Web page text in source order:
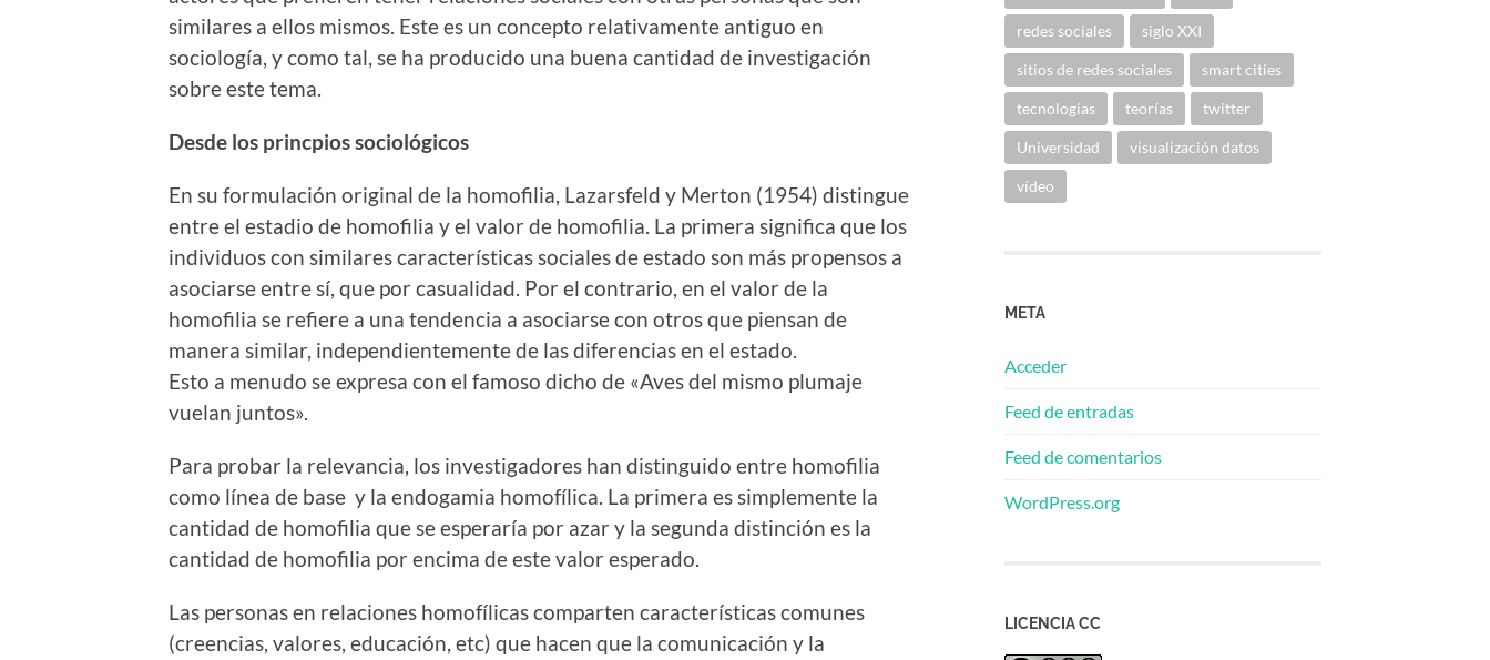
similares a ellos mismos. Este es un concepto relativamente antiguo en
sociología, y como tal, se ha producido una buena cantidad de investigación
sobre este tema.
Desde los princpios sociológicos
En su formulación original de la homofilia, Lazarsfeld y Merton (1954) distingue
entre el estadio de homofilia y el valor de homofilia. La primera significa que los
individuos con similares características sociales de estado son más propensos a
asociarse entre sí, que por casualidad. Por el contrario, en el valor de la
homofilia se refiere a una tendencia a asociarse con otros que piensan de
manera similar, independientemente de las diferencias en el estado.
Esto a menudo se expresa con el famoso dicho de «Aves del mismo plumaje
vuelan juntos».
Para probar la relevancia, los investigadores han distinguido entre homofilia
como línea de base y la endogamia homofílica. La primera es simplemente la
cantidad de homofilia que se esperaría por azar y la segunda distinción es la
cantidad de homofilia por encima de este valor esperado.
Las personas en relaciones homofílicas comparten características comunes
(creencias, valores, educación, etc) que hacen que la comunicación y la
redes sociales siglo XXI
sitios de redes sociales smart cities
tecnologías teorías twitter
Universidad visualización datos
vídeo
META
Acceder
Feed de entradas
Feed de comentarios
WordPress.org
LICENCIA CC